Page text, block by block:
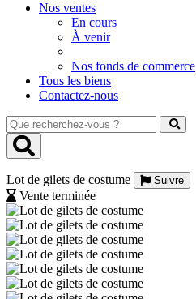
Nos ventes
En cours
À venir
Nos fonds de commerce
Tous les biens
Contactez-nous
Que
recherchez-
vous
Lot de gilets de costume
Suivre
Vente terminée